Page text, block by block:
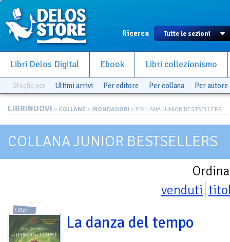
Ricerca
Libri Delos Digital Ebook Libri collezionismo
Sfoglia per Ultimi arrivi Per editore Per collana Per autore
LIBRINUOVI > COLLANE > MONDADORI > COLLANA JUNIOR BESTSELLERS
COLLANA JUNIOR BESTSELLERS
venduti
LIBRI
La danza del tempo